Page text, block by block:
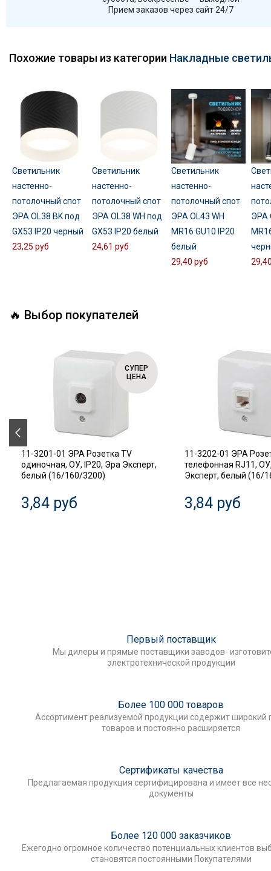
Прием заказов через сайт 24/7
Похожие товары из категории Накладные
Светильник
настенно-
потолочный спот
ЭРА OL38 BK под
GX53 IP20 черный
23,25 руб
Светильник
настенно-
потолочный спот
ЭРА OL38 WH под
GX53 IP20 белый
24,61 руб
Светильник
настенно-
потолочный спот
ЭРА OL43 WH
MR16 GU10 IP20
белый
29,40 руб
ЭРА
🔥 Выбор покупателей
СУПЕР
ЦЕНА
11-3201-01 ЭРА Розетка TV
одиночная, ОУ, IP20, Эра Эксперт,
белый (16/160/3200)
3,84 руб
11-3202-01 ЭРА
телефонная RJ11,
Эксперт, белый (16/
3,84 руб
Первый поставщик
Мы дилеры и прямые поставщики заводов-
электротехнической продукции
Более 100 000 товаров
Ассортимент реализуемой продукции содержит широкий
товаров и постоянно расширяется
Сертификаты качества
Предлагаемая продукция сертифицирована и имеет все
документы
Более 120 000 заказчиков
Ежегодно огромное количество потенциальных клиентов
становятся постоянными Покупателями